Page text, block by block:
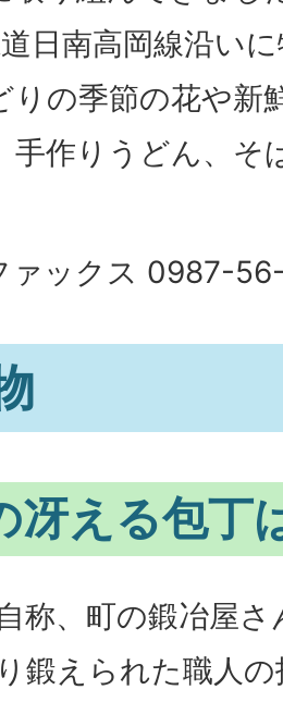
日南高岡線沿い
りの季節の花や新
手作りうどん、そ
ァックス 0987-
冴える包丁
称、町の鍛冶屋
り鍛えられた職人